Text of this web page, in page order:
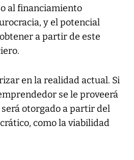
al financiamiento
y el potencial
a partir de este
en la realidad actual. Si
se le proveerá
otorgado a partir del
como la viabilidad